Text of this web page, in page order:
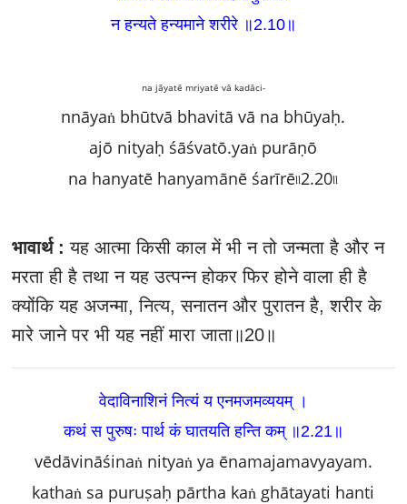
न हन्यते हन्यमाने शरीरे ॥2.10॥
na jāyatē mriyatē vā kadāci-
nnāyaṅ bhūtvā bhavitā vā na bhūyaḥ.
ajō nityaḥ śāśvatō.yaṅ purāṇō
na hanyatē hanyamānē śarīrē৷৷2.20৷৷
भावार्थ :यह आत्मा किसी काल में भी न तो जन्मता है और न
मरता ही है तथा न यह उत्पन्न होकर फिर होने वाला ही है
क्योंकि यह अजन्मा, नित्य, सनातन और पुरातन है, शरीर के
मारे जाने पर भी यह नहीं मारा जाता॥20॥
वेदाविनाशिनं नित्यं य एनमजमव्ययम्‌ ।
कथं स पुरुषः पार्थ कं घातयति हन्ति कम्‌ ॥2.21॥
vēdāvināśinaṅ nityaṅ ya ēnamajamavyayam.
kathaṅ sa puruṣaḥ pārtha kaṅ ghātayati hanti